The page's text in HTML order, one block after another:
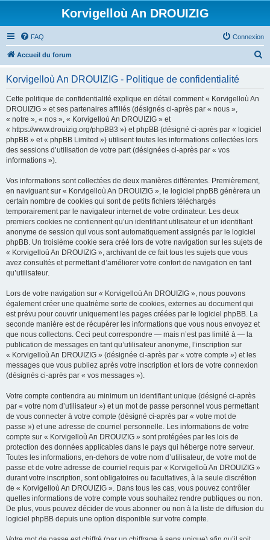
Korvigelloù An DROUIZIG
FAQ Connexion
Accueil du forum
Korvigelloù An DROUIZIG - Politique de confidentialité
Cette politique de confidentialité explique en détail comment « Korvigelloù An
DROUIZIG » et ses partenaires affiliés (désignés ci-après par « nous »,
« notre », « nos », « Korvigelloù An DROUIZIG » et
« https://www.drouizig.org/phpBB3 ») et phpBB (désigné ci-après par « logiciel
phpBB » et « phpBB Limited ») utilisent toutes les informations collectées lors
des sessions d’utilisation de votre part (désignées ci-après par « vos
informations »).
Vos informations sont collectées de deux manières différentes. Premièrement,
en naviguant sur « Korvigelloù An DROUIZIG », le logiciel phpBB génèrera un
certain nombre de cookies qui sont de petits fichiers téléchargés
temporairement par le navigateur internet de votre ordinateur. Les deux
premiers cookies ne contiennent qu’un identifiant utilisateur et un identifiant
anonyme de session qui vous sont automatiquement assignés par le logiciel
phpBB. Un troisième cookie sera créé lors de votre navigation sur les sujets de
« Korvigelloù An DROUIZIG », archivant de ce fait tous les sujets que vous
avez consultés et permettant d’améliorer votre confort de navigation en tant
qu’utilisateur.
Lors de votre navigation sur « Korvigelloù An DROUIZIG », nous pouvons
également créer une quatrième sorte de cookies, externes au document qui
est prévu pour couvrir uniquement les pages créées par le logiciel phpBB. La
seconde manière est de récupérer les informations que vous nous envoyez et
que nous collectons. Ceci peut correspondre — mais n’est pas limité à — la
publication de messages en tant qu’utilisateur anonyme, l’inscription sur
« Korvigelloù An DROUIZIG » (désignée ci-après par « votre compte ») et les
messages que vous publiez après votre inscription et lors de votre connexion
(désignés ci-après par « vos messages »).
Votre compte contiendra au minimum un identifiant unique (désigné ci-après
par « votre nom d’utilisateur ») et un mot de passe personnel vous permettant
de vous connecter à votre compte (désigné ci-après par « votre mot de
passe ») et une adresse de courriel personnelle. Les informations de votre
compte sur « Korvigelloù An DROUIZIG » sont protégées par les lois de
protection des données applicables dans le pays qui héberge notre serveur.
Toutes les informations, en-dehors de votre nom d’utilisateur, de votre mot de
passe et de votre adresse de courriel requis par « Korvigelloù An DROUIZIG »
durant votre inscription, sont obligatoires ou facultatives, à la seule discrétion
de « Korvigelloù An DROUIZIG ». Dans tous les cas, vous pouvez contrôler
quelles informations de votre compte vous souhaitez rendre publiques ou non.
De plus, vous pouvez décider de vous abonner ou non à la liste de diffusion du
logiciel phpBB depuis une option disponible sur votre compte.